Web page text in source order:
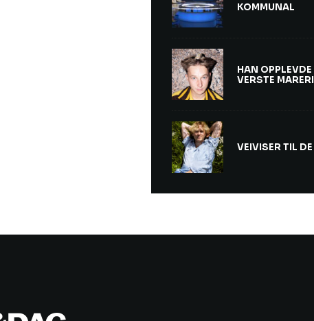
KOMMUNAL
HAN
VERSTE
VEIVISER TIL